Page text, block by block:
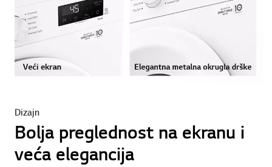
Dizajn
Bolja preglednost na ekranu i
veća elegancija